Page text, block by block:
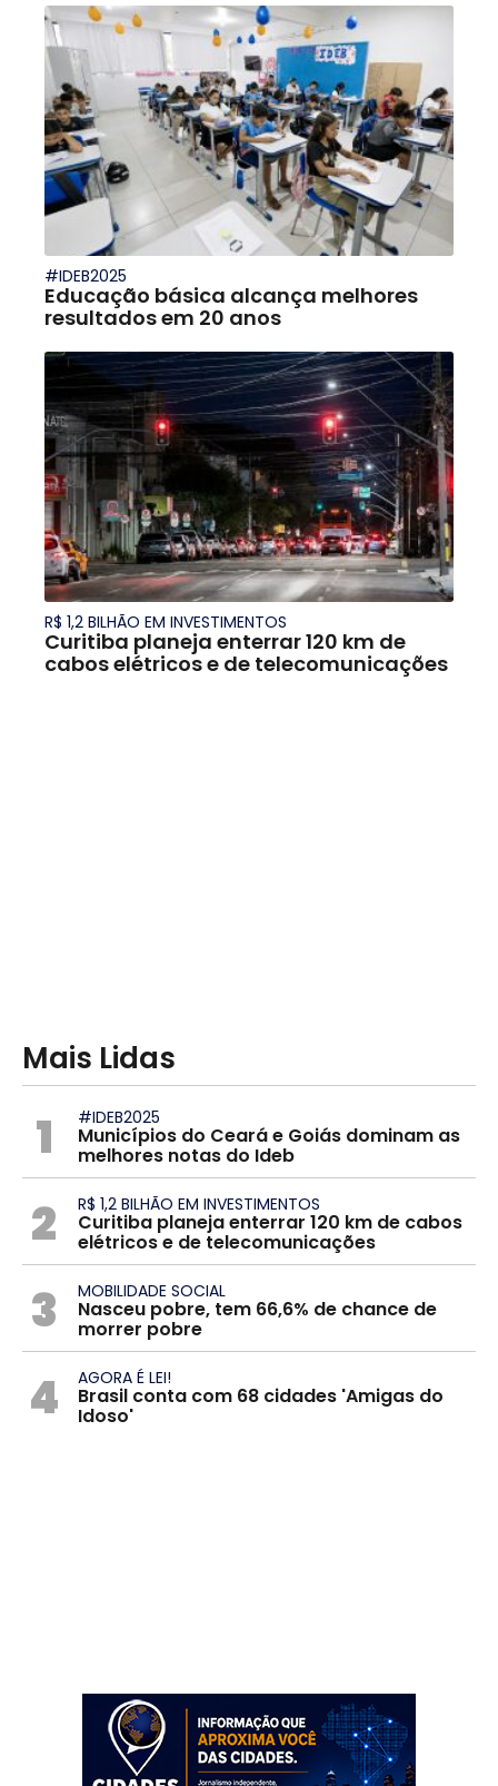
#IDEB2025
Educação básica alcança melhores
resultados em 20 anos
R$ 1,2 BILHÃO EM INVESTIMENTOS
Curitiba planeja enterrar 120 km de
cabos elétricos e de telecomunicações
Mais Lidas
1 #IDEB2025
Municípios do Ceará e Goiás dominam as
melhores notas do Ideb
2 R$ 1,2 BILHÃO EM INVESTIMENTOS
Curitiba planeja enterrar 120 km de cabos
elétricos e de telecomunicações
3 MOBILIDADE SOCIAL
Nasceu pobre, tem 66,6% de chance de
morrer pobre
4 AGORA É LEI!
Brasil conta com 68 cidades 'Amigas do
Idoso'